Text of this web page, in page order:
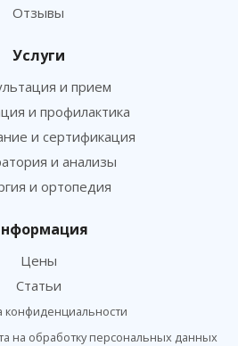
Отзывы
Услуги
и прием
и профилактика
и сертификация
и анализы
и ортопедия
Цены
Статьи
конфиденциальности
на обработку персональных данных